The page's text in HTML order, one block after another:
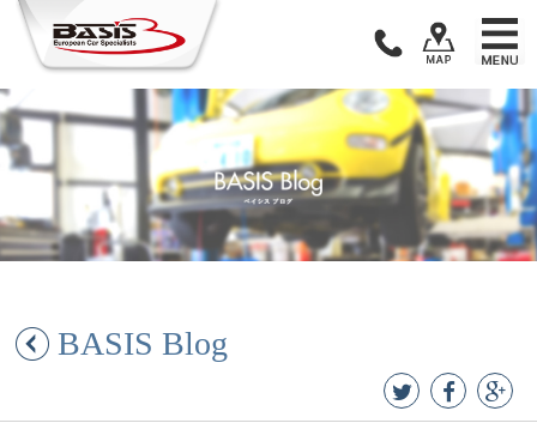
Skip
content
BASIS Blog